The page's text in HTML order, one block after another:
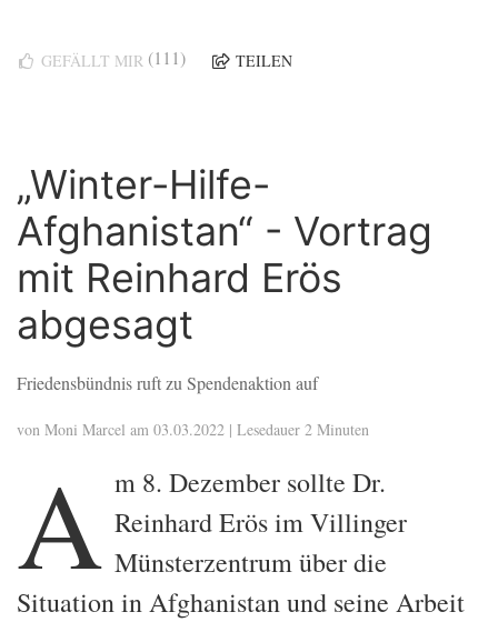
GEFÄLLT MIR (111) TEILEN
„Winter-Hilfe-
Afghanistan“ - Vortrag
mit Reinhard Erös
abgesagt
Friedensbündnis ruft zu Spendenaktion auf
von Moni Marcel am 03.03.2022 | Lesedauer 2 Minuten
A m 8. Dezember sollte Dr.
Reinhard Erös im Villinger
Münsterzentrum über die
Situation in Afghanistan und seine Arbeit